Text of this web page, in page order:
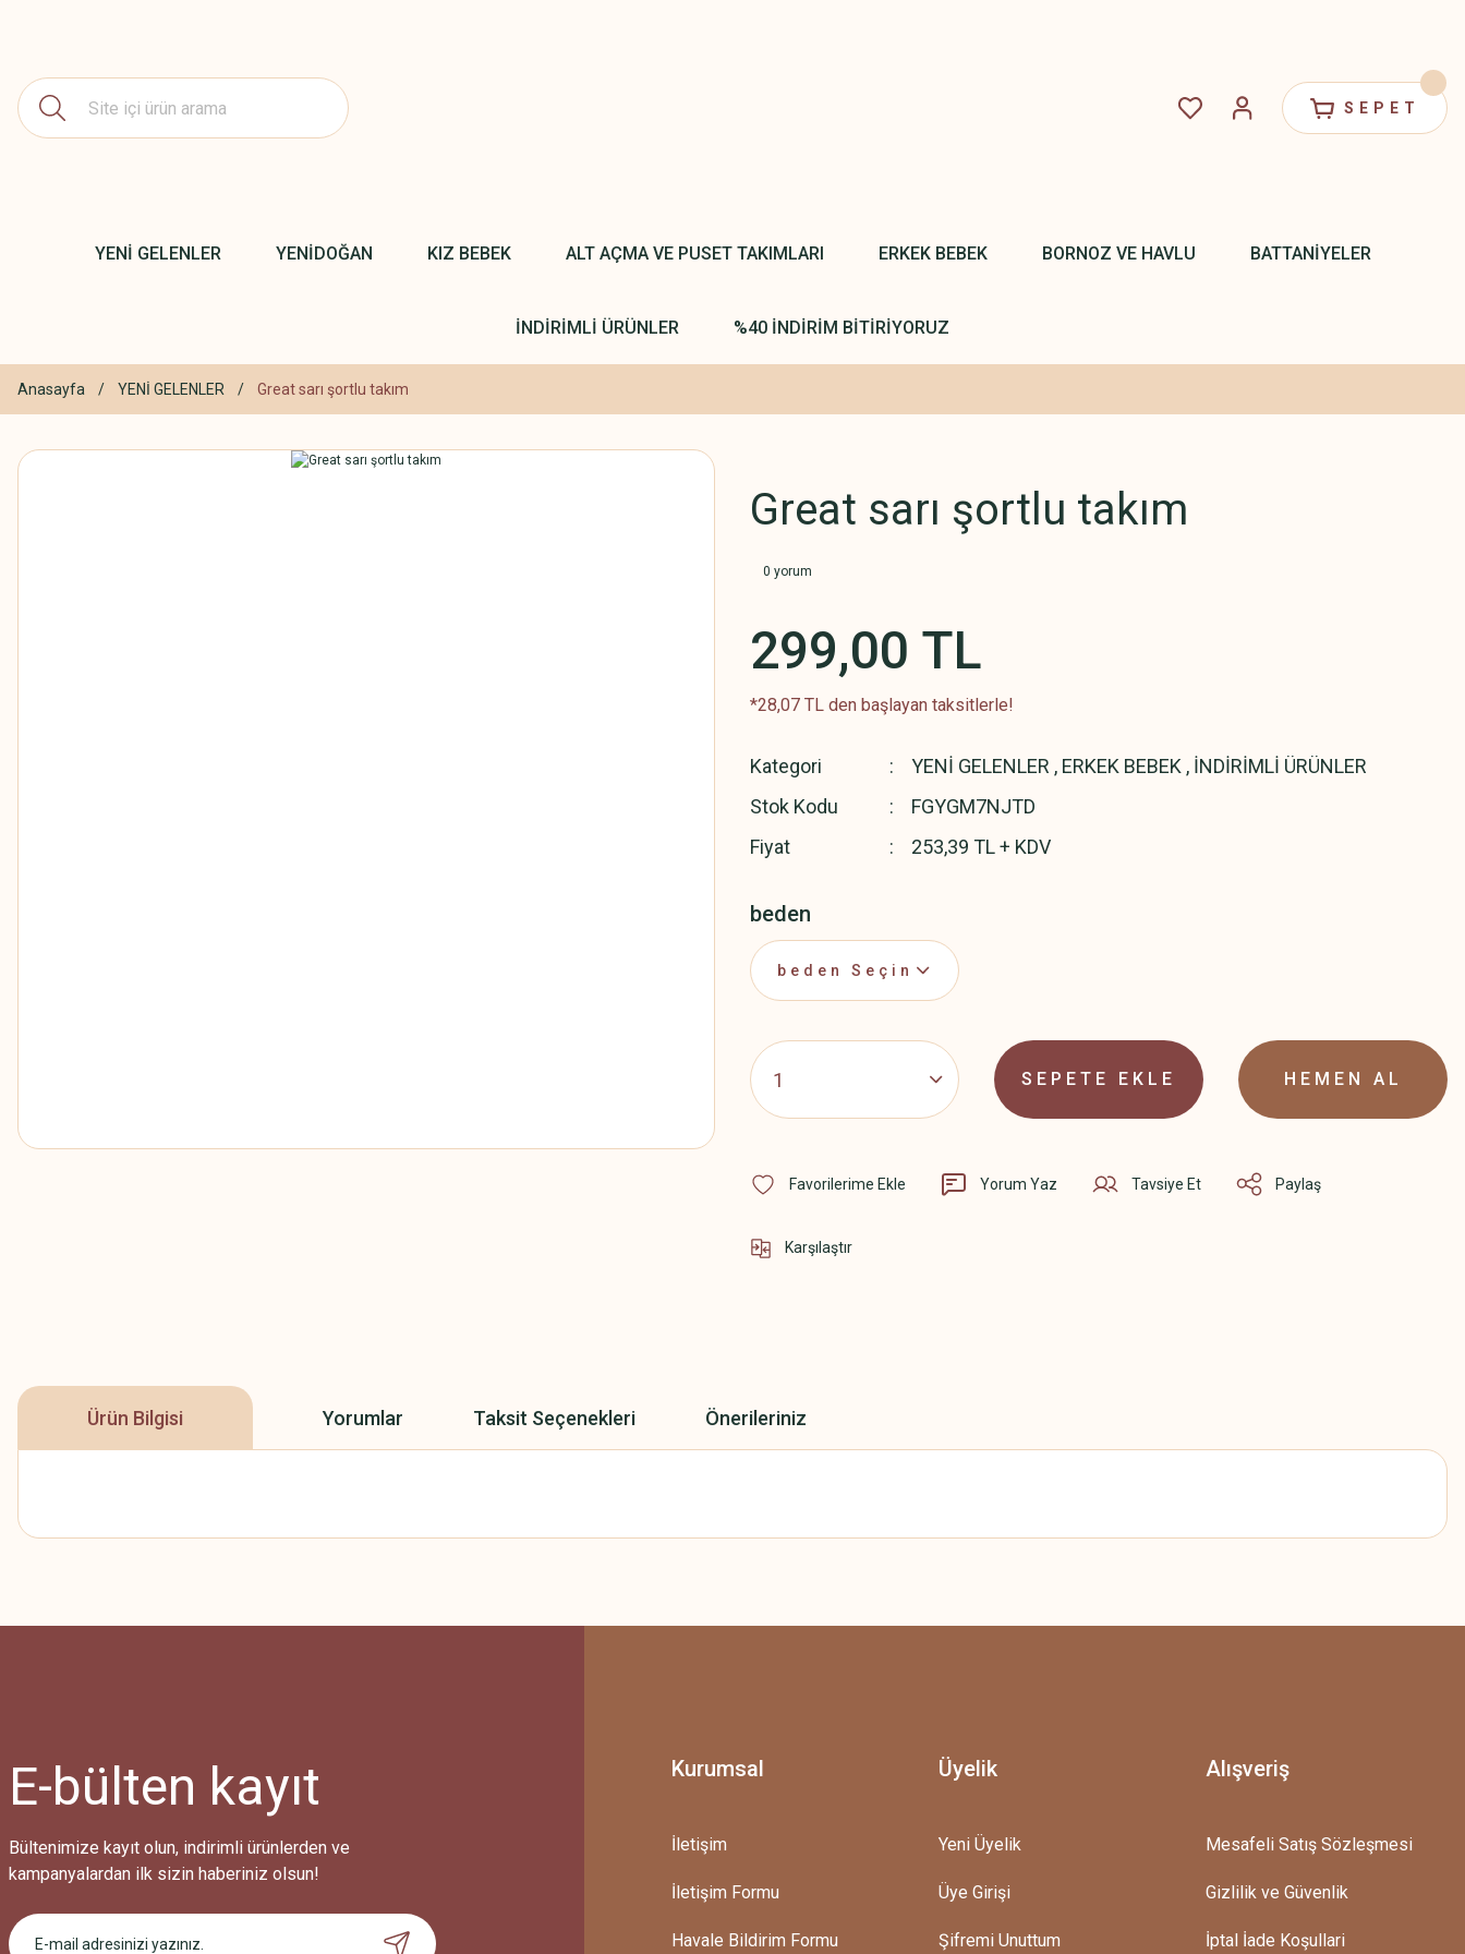
SEPET
YENİ GELENLER YENİDOĞAN KIZ BEBEK ALT AÇMA VE PUSET TAKIMLARI ERKEK BEBEK BORNOZ VE HAVLU BATTANİYELER
İNDİRİMLİ ÜRÜNLER %40 İNDİRİM BİTİRİYORUZ
Anasayfa YENİ GELENLER Great sarı şortlu takım
Great sarı şortlu takım
0 yorum
299,00 TL
*28,07 TL den başlayan taksitlerle!
Kategori YENİ GELENLER , ERKEK BEBEK , İNDİRİMLİ ÜRÜNLER
Stok Kodu
FGYGM7NJTD
Fiyat
253,39 TL + KDV
beden
SEPETE EKLE HEMEN AL
Yorum Yaz Tavsiye Et Paylaş
Karşılaştır
Ürün Bilgisi Yorumlar Taksit Seçenekleri Önerileriniz
Bu ürüne ilk yorumu siz yapın!
Bu ürüne benzer farklı alternatifler olmalı.
Gönder
E-bülten kayıt
Bültenimize kayıt olun, indirimli ürünlerden ve
kampanyalardan ilk sizin haberiniz olsun!
Kurumsal
İletişim
İletişim Formu
Havale Bildirim Formu
Üyelik
Yeni Üyelik
Üye Girişi
Şifremi Unuttum
Alışveriş
Mesafeli Satış Sözleşmesi
Gizlilik ve Güvenlik
İptal İade Koşullari